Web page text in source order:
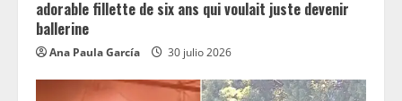
adorable fillette de six ans qui voulait juste devenir
ballerine
Ana Paula García 30 julio 2026